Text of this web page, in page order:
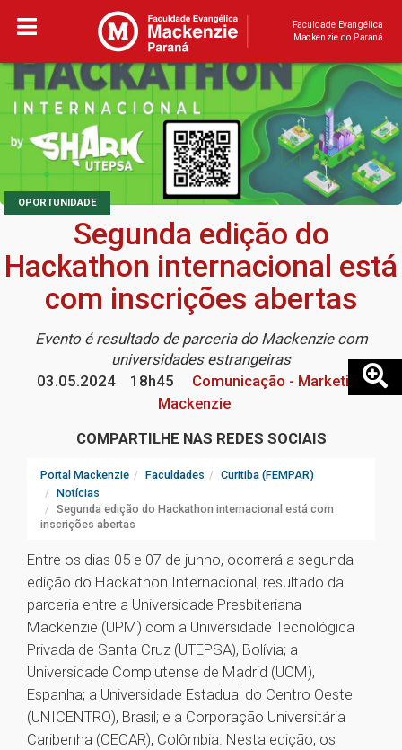
Faculdade Evangélica
Mackenzie do Paraná
OPORTUNIDADE
Segunda edição do
Hackathon internacional está
com inscrições abertas
Evento é resultado de parceria do Mackenzie com
universidades estrangeiras
03.05.2024
18h45
Comunicação - Marketing
Mackenzie
COMPARTILHE NAS REDES SOCIAIS
Portal Mackenzie Faculdades
Curitiba (FEMPAR)
Notícias
Segunda edição do Hackathon internacional está com
inscrições abertas
Entre os dias 05 e 07 de junho, ocorrerá a segunda
edição do Hackathon Internacional, resultado da
parceria entre a Universidade Presbiteriana
Mackenzie (UPM) com a Universidade Tecnológica
Privada de Santa Cruz (UTEPSA), Bolívia; a
Universidade Complutense de Madrid (UCM),
Espanha; a Universidade Estadual do Centro Oeste
(UNICENTRO), Brasil; e a Corporação Universitária
Caribenha (CECAR), Colômbia. Nesta edição, os